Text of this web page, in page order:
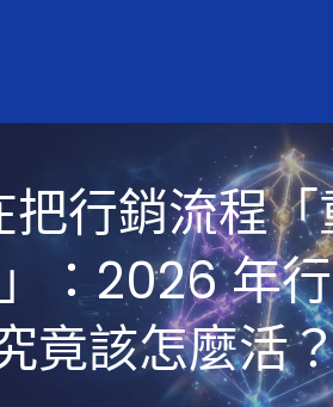
把行銷流程「
：2026 年
竟該怎麼活